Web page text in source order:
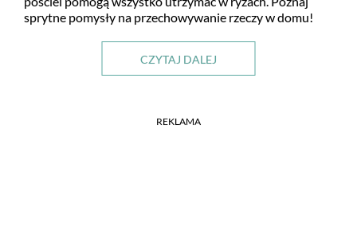
sprytne pomysły na przechowywanie rzeczy w domu!
CZYTAJ DALEJ
REKLAMA